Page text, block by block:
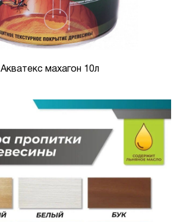
Акватекс махагон 10л